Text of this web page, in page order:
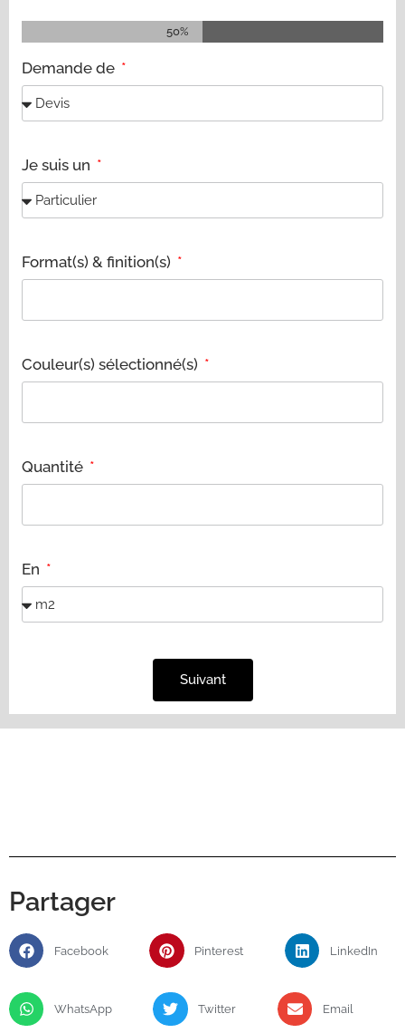
50%
Demande de
Je suis un
Format(s) & finition(s)
Couleur(s) sélectionné(s)
Quantité
En
Suivant
Partager
Facebook Pinterest LinkedIn
WhatsApp Twitter Email